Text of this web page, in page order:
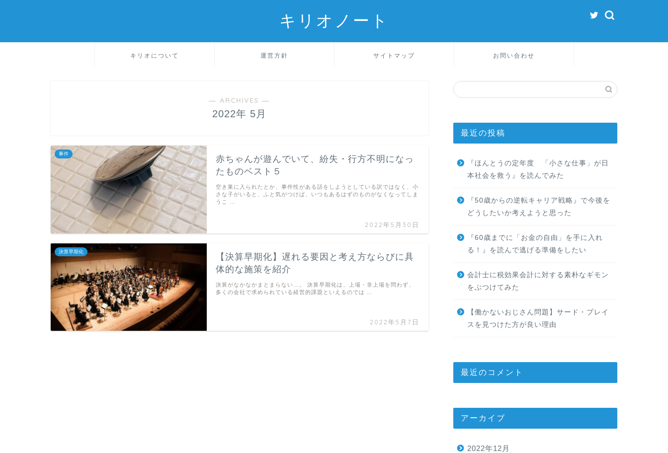
キリオノート
キリオについて 運営方針 サイトマップ お問い合わせ
― ARCHIVES ―
2022年 5月
事件
赤ちゃんが遊んでいて、紛失・行方不明になっ
たものベスト５
2022年5月30日
空き巣に入られたとか、事件性がある話をしようとしている訳ではなく、小
さな子がいると、ふと気がつけば、いつもあるはずのものがなくなってしま
うこ …
決算早期化
【決算早期化】遅れる要因と考え方ならびに具
体的な施策を紹介
2022年5月7日
決算がなかなかまとまらない…。 決算早期化は、上場・非上場を問わず、
多くの会社で求められている経営的課題といえるのでは …
最近の投稿
『ほんとうの定年度 「小さな仕事」が日
本社会を救う』を読んでみた
『50歳からの逆転キャリア戦略』で今後を
どうしたいか考えようと思った
『60歳までに「お金の自由」を手に入れ
る！』を読んで逃げる準備をしたい
会計士に税効果会計に対する素朴なギモン
をぶつけてみた
【働かないおじさん問題】サード・プレイ
スを見つけた方が良い理由
最近のコメント
アーカイブ
2022年12月